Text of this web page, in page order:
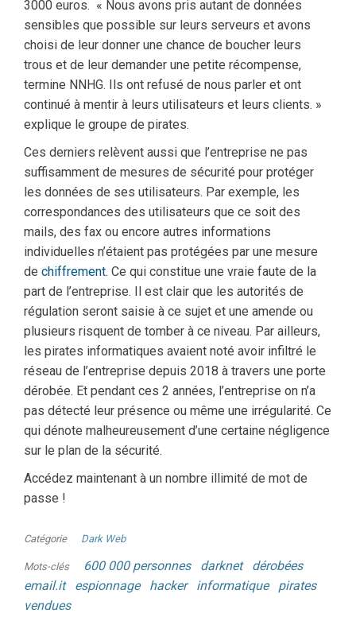
3000 euros. « Nous avons pris autant de données
sensibles que possible sur leurs serveurs et avons
choisi de leur donner une chance de boucher leurs
trous et de leur demander une petite récompense,
termine NNHG. Ils ont refusé de nous parler et ont
continué à mentir à leurs utilisateurs et leurs clients. »
explique le groupe de pirates.
Ces derniers relèvent aussi que l’entreprise ne pas
suffisamment de mesures de sécurité pour protéger
les données de ses utilisateurs. Par exemple, les
correspondances des utilisateurs que ce soit des
mails, des fax ou encore autres informations
individuelles n’étaient pas protégées par une mesure
de chiffrement. Ce qui constitue une vraie faute de la
part de l’entreprise. Il est clair que les autorités de
régulation seront saisie à ce sujet et une amende ou
plusieurs risquent de tomber à ce niveau. Par ailleurs,
les pirates informatiques avaient noté avoir infiltré le
réseau de l’entreprise depuis 2018 à travers une porte
dérobée. Et pendant ces 2 années, l’entreprise on n’a
pas détecté leur présence ou même une irrégularité. Ce
qui dénote malheureusement d’une certaine négligence
sur le plan de la sécurité.
Accédez maintenant à un nombre illimité de mot de
passe !
Catégorie Dark Web
Mots-clés 600 000 personnes darknet
dérobées
email.it
espionnage hacker informatique
pirates
vendues